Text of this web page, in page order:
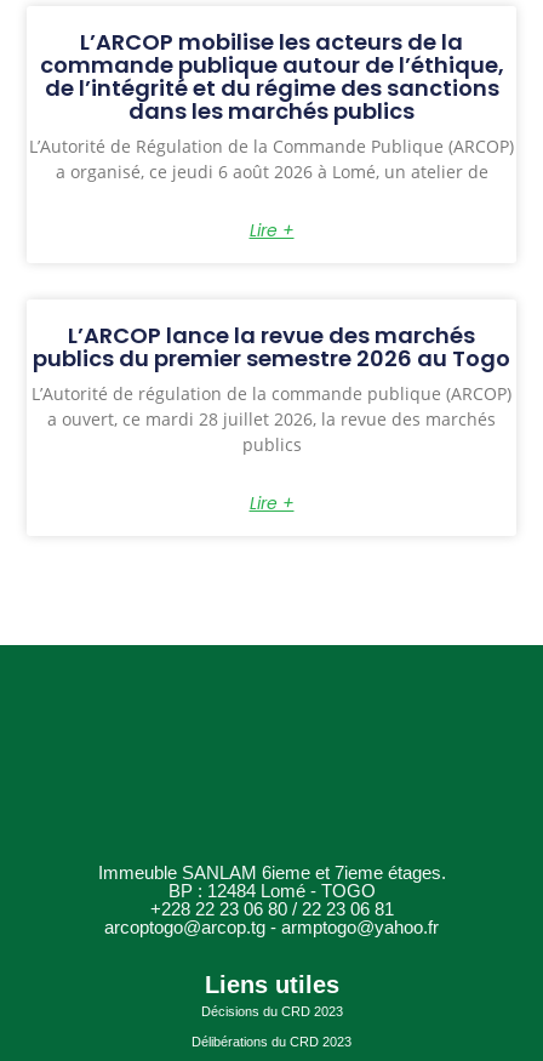
L’ARCOP mobilise les acteurs de la
commande publique autour de l’éthique,
de l’intégrité et du régime des sanctions
dans les marchés publics
L’Autorité de Régulation de la Commande Publique (ARCOP)
a organisé, ce jeudi 6 août 2026 à Lomé, un atelier de
Lire +
L’ARCOP lance la revue des marchés
publics du premier semestre 2026 au Togo
L’Autorité de régulation de la commande publique (ARCOP)
a ouvert, ce mardi 28 juillet 2026, la revue des marchés
publics
Lire +
Immeuble SANLAM 6ieme et 7ieme étages.
BP : 12484 Lomé - TOGO
+228 22 23 06 80 / 22 23 06 81
arcoptogo@arcop.tg - armptogo@yahoo.fr
Liens utiles
Décisions du CRD 2023
Délibérations du CRD 2023